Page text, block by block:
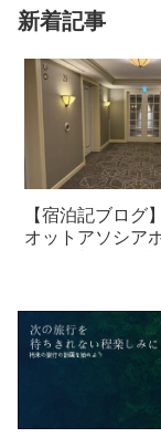
新着記事
【宿泊記ブログ
オットアソシア